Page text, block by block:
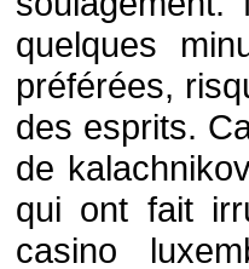
quelques
préférées,
des esprits.
de
qui ont fait
casino